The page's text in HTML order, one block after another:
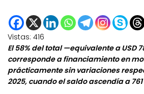
Vistas: 416
El 58% del total —equivalente a USD
corresponde a financiamiento en
prácticamente sin variaciones
2025, cuando el saldo ascendía a